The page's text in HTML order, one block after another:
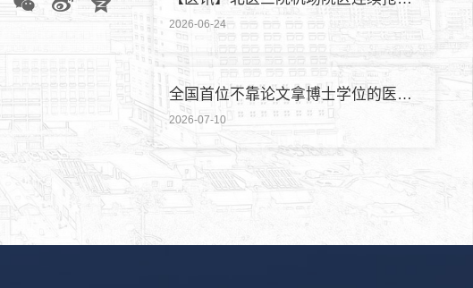
2026-06-24
全国首位不靠论文拿博士学位的医学领域研究生通过答辩
2026-07-10